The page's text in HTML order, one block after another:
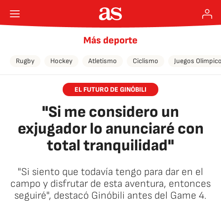
Más deporte
Rugby Hockey Atletismo Ciclismo Juegos
EL FUTURO DE GINÓBILI
"Si me considero un
exjugador lo anunciaré con
total tranquilidad"
"Si siento que todavía tengo para dar en el
campo y disfrutar de esta aventura, entonces
seguiré", destacó Ginóbili antes del Game 4.